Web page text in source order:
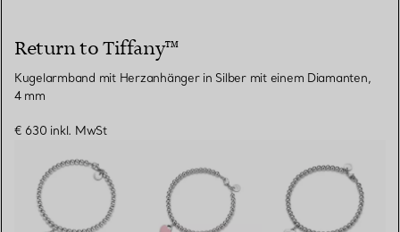
Return to Tiffany™
Kugelarmband mit Herzanhänger in Silber mit einem Diamanten,
4 mm
€ 630 inkl. MwSt